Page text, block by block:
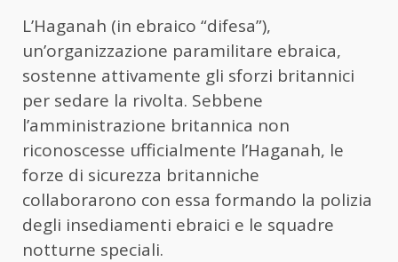
L’Haganah (in ebraico “difesa”),
un’organizzazione paramilitare ebraica,
sostenne attivamente gli sforzi britannici
per sedare la rivolta. Sebbene
l’amministrazione britannica non
riconoscesse ufficialmente l’Haganah, le
forze di sicurezza britanniche
collaborarono con essa formando la polizia
degli insediamenti ebraici e le squadre
notturne speciali.